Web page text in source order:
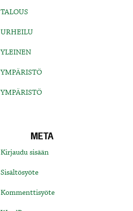
TALOUS
URHEILU
YLEINEN
YMPÄRISTÖ
YMPÄRISTÖ
META
Kirjaudu sisään
Sisältösyöte
Kommenttisyöte